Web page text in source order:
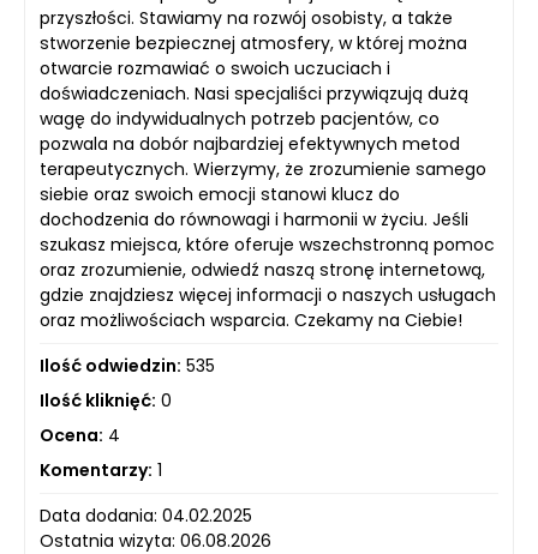
przyszłości. Stawiamy na rozwój osobisty, a także
stworzenie bezpiecznej atmosfery, w której można
otwarcie rozmawiać o swoich uczuciach i
doświadczeniach. Nasi specjaliści przywiązują dużą
wagę do indywidualnych potrzeb pacjentów, co
pozwala na dobór najbardziej efektywnych metod
terapeutycznych. Wierzymy, że zrozumienie samego
siebie oraz swoich emocji stanowi klucz do
dochodzenia do równowagi i harmonii w życiu. Jeśli
szukasz miejsca, które oferuje wszechstronną pomoc
oraz zrozumienie, odwiedź naszą stronę internetową,
gdzie znajdziesz więcej informacji o naszych usługach
oraz możliwościach wsparcia. Czekamy na Ciebie!
Ilość odwiedzin: 535
Ilość kliknięć: 0
Ocena: 4
Komentarzy: 1
Data dodania: 04.02.2025
Ostatnia wizyta: 06.08.2026